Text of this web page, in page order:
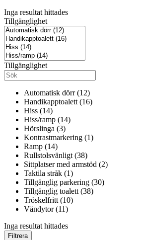
Inga resultat hittades
Tillgänglighet
Tillgänglighet
Automatisk dörr (12)
Handikapptoalett (16)
Hiss (14)
Hiss/ramp (14)
Hörslinga (3)
Kontrastmarkering (1)
Ramp (14)
Rullstolsvänligt (38)
Sittplatser med armstöd (2)
Taktila stråk (1)
Tillgänglig parkering (30)
Tillgänglig toalett (38)
Tröskelfritt (10)
Vändytor (11)
Inga resultat hittades
Filtrera